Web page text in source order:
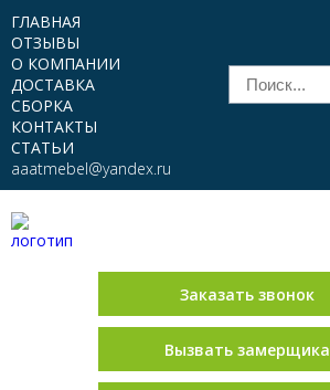
ГЛАВНАЯ
ОТЗЫВЫ
О КОМПАНИИ
ДОСТАВКА
СБОРКА
КОНТАКТЫ
СТАТЬИ
aaatmebel@yandex.ru
Заказать звонок
Вызвать замерщика